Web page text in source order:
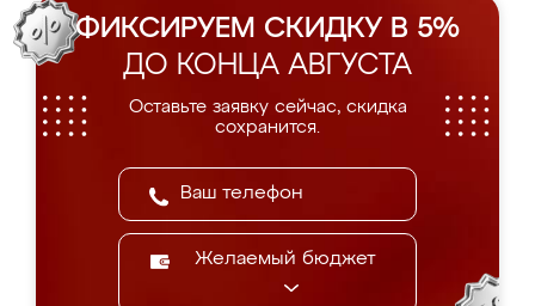
ФИКСИРУЕМ СКИДКУ В 5%
ДО КОНЦА АВГУСТА
Оставьте заявку сейчас, скидка
сохранится.
Желаемый бюджет